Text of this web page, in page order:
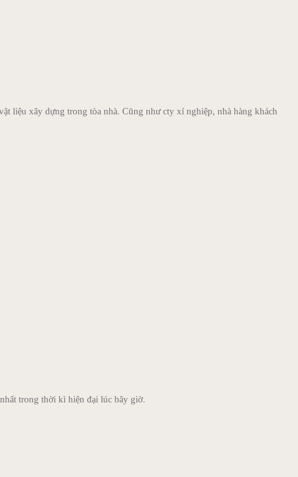
liệu xây dựng trong tòa nhà. Cũng như cty xí nghiệp, nhà hàng khách
trong thời kì hiện đại lúc bây giờ.